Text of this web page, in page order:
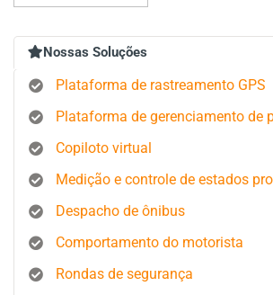
Nossas Soluções
Plataforma de rastreamento GPS
Plataforma de gerenciamento de
Copiloto virtual
Medição e controle de estados
Despacho de ônibus
Comportamento do motorista
Rondas de segurança